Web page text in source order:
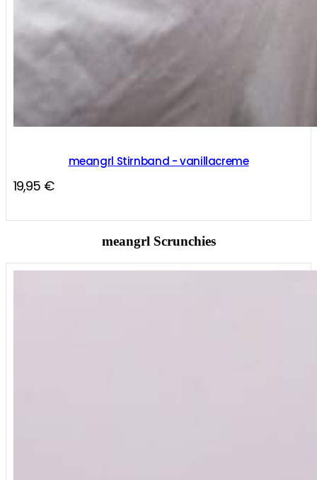
meangrl Stirnband - vanillacreme
19,95 €
meangrl Scrunchies